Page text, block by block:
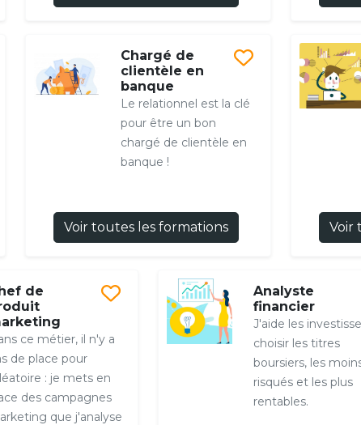
Chargé de
clientèle en
banque
Le relationnel est la clé
pour être un bon
chargé de clientèle en
banque !
Voir toutes les formations Voir
de
ce métier, il n'y a
de place pour
: je mets en
des campagnes
que j'analyse
Analyste
financier
J'aide les
choisir les titres
boursiers, les
risqués et les plus
rentables.